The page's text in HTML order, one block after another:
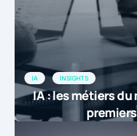
IA INSIGHTS
IA : les métiers